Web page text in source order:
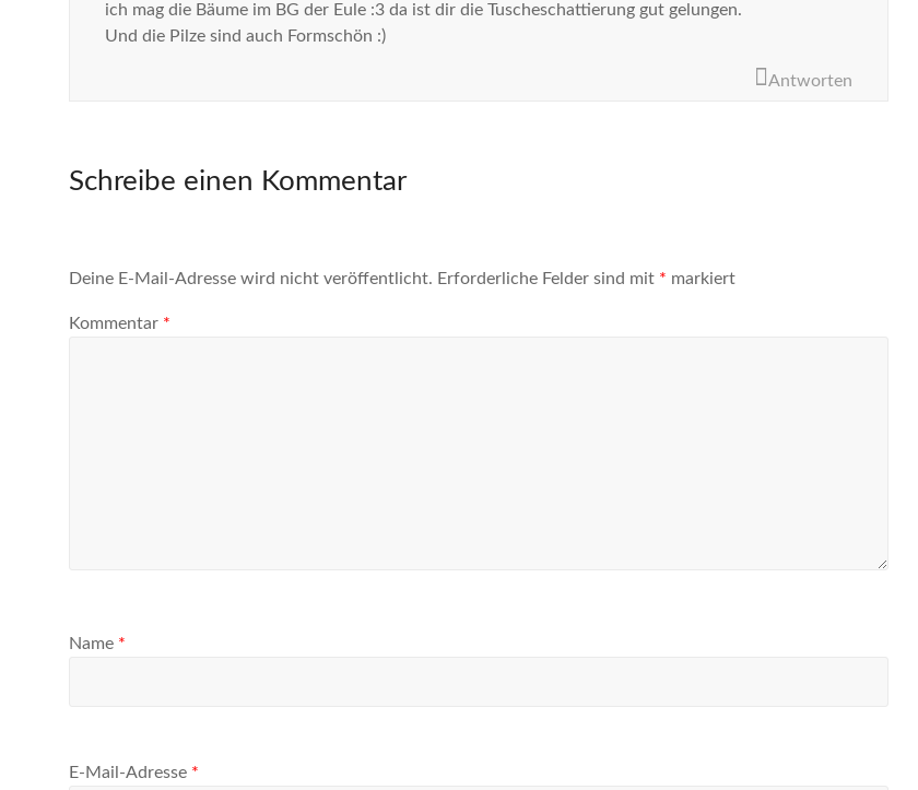
ich mag die Bäume im BG der Eule :3 da ist dir die Tuscheschattierung gut gelungen.
Und die Pilze sind auch Formschön :)
Antworten
Schreibe einen Kommentar
Deine E-Mail-Adresse wird nicht veröffentlicht. Erforderliche Felder sind mit * markiert
Kommentar *
Name *
E-Mail-Adresse *